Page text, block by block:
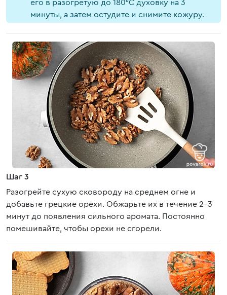
его в разогретую до 180°C духовку на 3
минуты, а затем остудите и снимите кожуру.
Шаг 3
Разогрейте сухую сковороду на среднем огне и
добавьте грецкие орехи. Обжарьте их в течение 2-3
минут до появления сильного аромата. Постоянно
помешивайте, чтобы орехи не сгорели.